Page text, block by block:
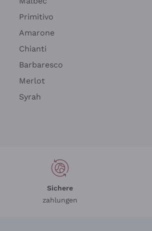
Primitivo
Amarone
Chianti
Barbaresco
Merlot
Syrah
Sichere
zahlungen